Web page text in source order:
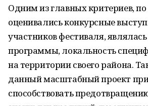
Одним из главных критериев,
оценивались конкурсные
участников фестиваля,
программы, локальность
на территории своего района.
данный масштабный проект
способствовать